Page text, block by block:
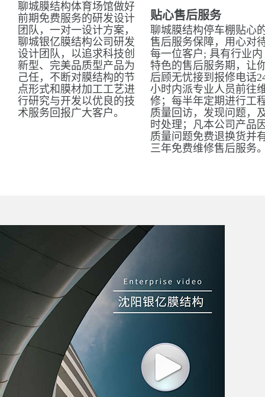
聊城膜结构体育场馆做好
前期免费服务的研发设计
团队，一对一设计方案，
聊城银亿膜结构公司研发
设计团队，以追求科技创
新型、完美品质型产品为
己任，不断对膜结构的节
点形式和膜材加工工艺进
行研究与开发以优良的技
术服务回报广大客户。
贴心售后服务
聊城膜结构停车棚贴心
售后服务保障，用心对
每一位客户; 具有行业内
特色的售后服务期，让
后顾无忧接到报修电话
小时内派专业人员前往
修；每半年定期进行工
质量回访，发现问题，
时处理；凡本公司产品
质量问题免费退换货并
三年免费维修售后服务